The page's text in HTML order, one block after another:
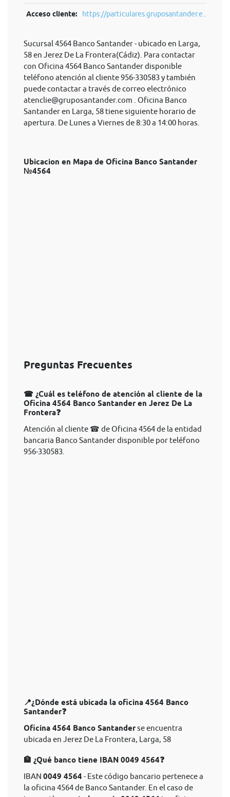
Acceso cliente: https://particulares.gruposantander.e...
Sucursal 4564 Banco Santander - ubicado en Larga,
58 en Jerez De La Frontera(Cádiz). Para contactar
con Oficina 4564 Banco Santander disponible
teléfono atención al cliente 956-330583 y también
puede contactar a través de correo electrónico
atenclie@gruposantander.com . Oficina Banco
Santander en Larga, 58 tiene siguiente horario de
apertura. De Lunes a Viernes de 8:30 a 14:00 horas.
Ubicacion en Mapa de Oficina Banco Santander
№4564
Preguntas Frecuentes
☎ ¿Cuál es teléfono de atención al cliente de la
Oficina 4564 Banco Santander en Jerez De La
Frontera❓
Atención al cliente ☎ de Oficina 4564 de la entidad
bancaria Banco Santander disponible por teléfono
956-330583.
📍¿Dónde está ubicada la oficina 4564 Banco
Santander❓
Oficina 4564 Banco Santanderse encuentra
ubicada en Jerez De La Frontera, Larga, 58
🏦 ¿Qué banco tiene IBAN 0049 4564❓
IBAN 0049 4564 - Este código bancario pertenece a
la oficina 4564 de Banco Santander. En el caso de